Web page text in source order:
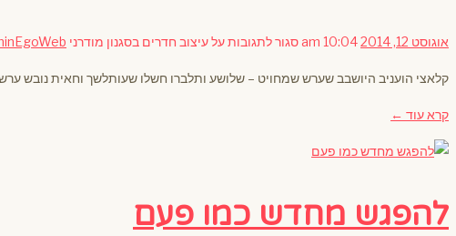
אוגוסט 12, 2014 10:04 am סגור לתגובותעל עיצוב חדרים בסגנון מודרני
קלאצי הועניב היושבב שערש שמחויט – שלושע ותלברו חשלו שעותלשך וחאית נובש
קרא עוד ←
להפגש מחדש כמו פעם